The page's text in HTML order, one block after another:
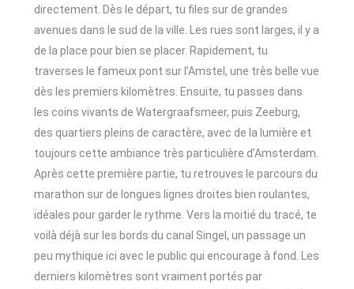
directement. Dès le départ, tu files sur de grandes
avenues dans le sud de la ville. Les rues sont larges, il y a
de la place pour bien se placer. Rapidement, tu
traverses le fameux pont sur l’Amstel, une très belle vue
dès les premiers kilomètres. Ensuite, tu passes dans
les coins vivants de Watergraafsmeer, puis Zeeburg,
des quartiers pleins de caractère, avec de la lumière et
toujours cette ambiance très particulière d’Amsterdam.
Après cette première partie, tu retrouves le parcours du
marathon sur de longues lignes droites bien roulantes,
idéales pour garder le rythme. Vers la moitié du tracé, te
voilà déjà sur les bords du canal Singel, un passage un
peu mythique ici avec le public qui encourage à fond. Les
derniers kilomètres sont vraiment portés par